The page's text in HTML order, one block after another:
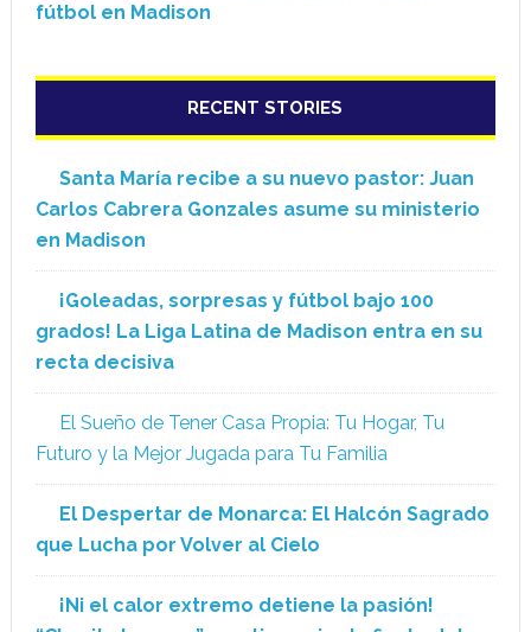
fútbol en Madison
RECENT STORIES
Santa María recibe a su nuevo pastor: Juan
Carlos Cabrera Gonzales asume su ministerio
en Madison
¡Goleadas, sorpresas y fútbol bajo 100
grados! La Liga Latina de Madison entra en su
recta decisiva
El Sueño de Tener Casa Propia: Tu Hogar, Tu
Futuro y la Mejor Jugada para Tu Familia
El Despertar de Monarca: El Halcón Sagrado
que Lucha por Volver al Cielo
¡Ni el calor extremo detiene la pasión!